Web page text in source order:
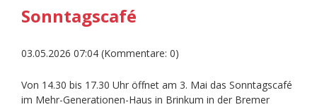
Sonntagscafé
03.05.2026 07:04(Kommentare: 0)
Von 14.30 bis 17.30 Uhr öffnet am 3. Mai das Sonntagscafé
im Mehr-Generationen-Haus in Brinkum in der Bremer